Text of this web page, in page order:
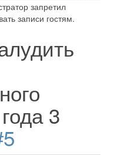
запретил
записи гостям.
3